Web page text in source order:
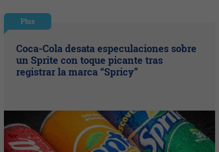
Plus
Coca-Cola desata especulaciones sobre
un Sprite con toque picante tras
registrar la marca “Spricy”